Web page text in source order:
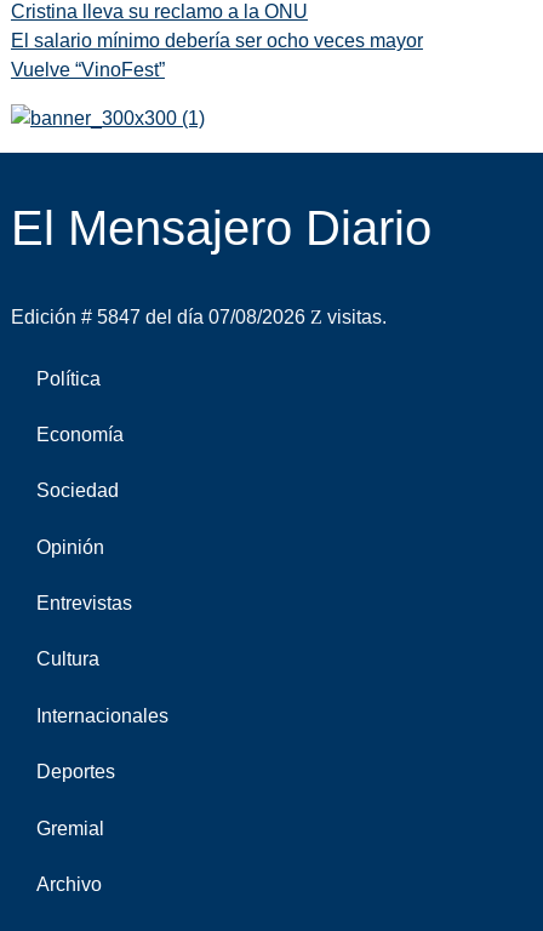
Cristina lleva su reclamo a la ONU
El salario mínimo debería ser ocho veces mayor
Vuelve “VinoFest”
El Mensajero Diario
Edición # 5847 del día 07/08/2026 visitas.
Política
Economía
Sociedad
Opinión
Entrevistas
Cultura
Internacionales
Deportes
Gremial
Archivo